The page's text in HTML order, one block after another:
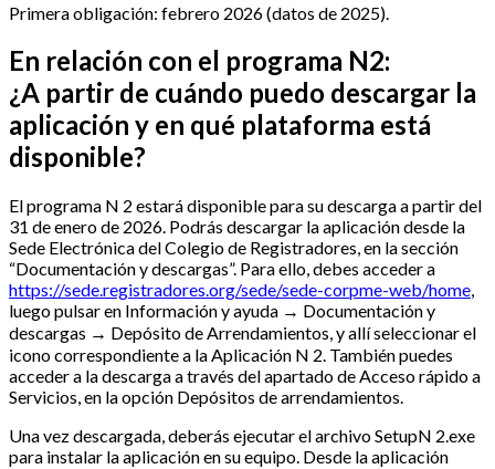
Primera obligación: febrero 2026 (datos de 2025).
En relación con el programa N2:
¿A partir de cuándo puedo descargar la
aplicación y en qué plataforma está
disponible?
El programa N 2 estará disponible para su descarga a partir del
31 de enero de 2026. Podrás descargar la aplicación desde la
Sede Electrónica del Colegio de Registradores, en la sección
“Documentación y descargas”. Para ello, debes acceder a
https://sede.registradores.org/sede/sede-corpme-web/home,
luego pulsar en Información y ayuda → Documentación y
descargas → Depósito de Arrendamientos, y allí seleccionar el
icono correspondiente a la Aplicación N 2. También puedes
acceder a la descarga a través del apartado de Acceso rápido a
Servicios, en la opción Depósitos de arrendamientos.
Una vez descargada, deberás ejecutar el archivo SetupN 2.exe
para instalar la aplicación en su equipo. Desde la aplicación